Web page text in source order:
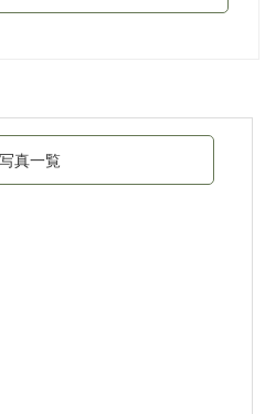
写真一覧